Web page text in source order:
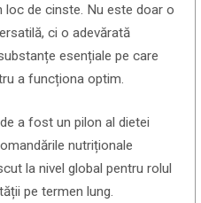
loc de cinste. Nu este doar o
ci o adevărată
esențiale pe care
a funcționa optim.
a fost un pilon al dietei
nutriționale
la nivel global pentru rolul
pe termen lung.